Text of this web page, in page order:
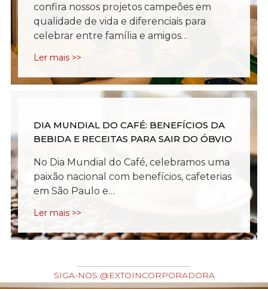
confira nossos projetos campeões em
qualidade de vida e diferenciais para
celebrar entre família e amigos…
Ler mais >>
DIA MUNDIAL DO CAFÉ: BENEFÍCIOS DA
BEBIDA E RECEITAS PARA SAIR DO ÓBVIO
No Dia Mundial do Café, celebramos uma
paixão nacional com benefícios, cafeterias
em São Paulo e…
Ler mais >>
SIGA-NOS @EXTOINCORPORADORA